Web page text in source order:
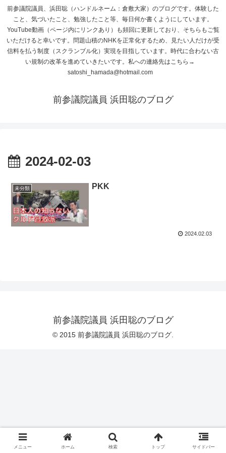
前参議院議員、浜田聡（ハンドルネーム：倉敷大家）のブログです。体験した
こと、気づいたこと、勉強したこと等、毎日何か書くようにしています。
YouTube動画（ページ内にリンクあり）も頻回に更新しており、そちらもご覧
いただけると幸いです。問題山積のNHKを正常化するため、見たい人だけが受
信料を払う制度（スクランブル化）実現を目指しています。時代に合わない古
い規制の改革を進めていきたいです。私への連絡先はこちら→
satoshi_hamada@hotmail.com
前参議院議員 浜田聡のブログ
2024-02-03
未分類 PKK
2024.02.03
前参議院議員 浜田聡のブログ
© 2015 前参議院議員 浜田聡のブログ.
メニュー ホーム 検索 トップ サイドバー